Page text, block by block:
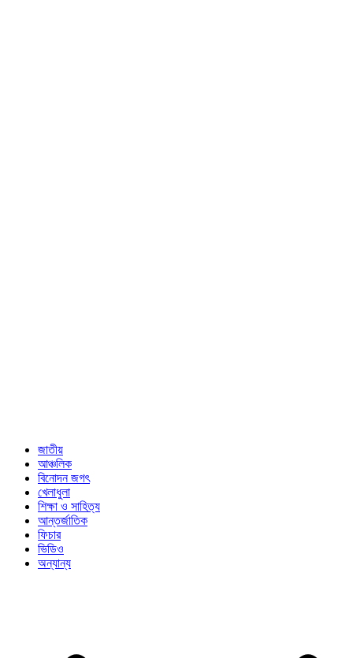
জাতীয়
আঞ্চলিক
বিনোদন জগৎ
খেলাধুলা
শিক্ষা ও সাহিত্য
আন্তর্জাতিক
ফিচার
ভিডিও
অন্যান্য